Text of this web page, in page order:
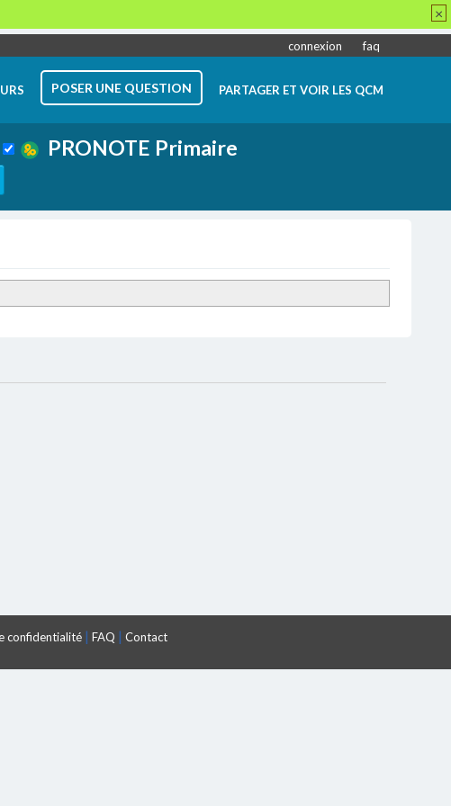
connexion faq
POSER UNE QUESTION PARTAGER ET VOIR LES QCM
PRONOTE Primaire
confidentialité | FAQ | Contact
×